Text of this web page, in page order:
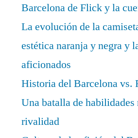
Barcelona de Flick y la
La evolución de la
estética naranja y negra y
aficionados
Historia del Barcelona vs.
Una batalla de habilidades
rivalidad